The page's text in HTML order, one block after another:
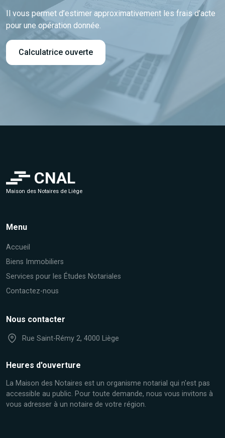
Il vous permet d’estimer approximativement les frais d’acte
pour une opération donnée.
Calculatrice ouverte
CNAL
Maison des Notaires de Liège
Menu
Accueil
Biens Immobiliers
Services pour les Études Notariales
Contactez-nous
Nous contacter
Rue Saint-Rémy 2, 4000 Liège
Heures d'ouverture
La Maison des Notaires est un organisme notarial qui n'est pas
accessible au public. Pour toute demande, nous vous invitons à
vous adresser à un notaire de votre région.